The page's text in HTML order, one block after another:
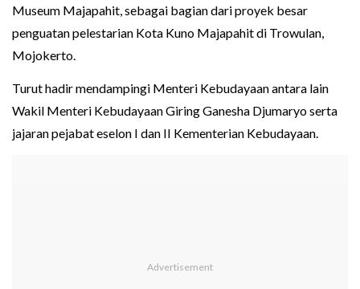
Museum Majapahit, sebagai bagian dari proyek besar
penguatan pelestarian Kota Kuno Majapahit di Trowulan,
Mojokerto.
Turut hadir mendampingi Menteri Kebudayaan antara lain
Wakil Menteri Kebudayaan Giring Ganesha Djumaryo serta
jajaran pejabat eselon I dan II Kementerian Kebudayaan.